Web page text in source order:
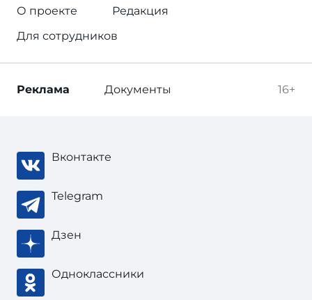
О проекте
Редакция
Для сотрудников
16+
Реклама Документы
Вконтакте
Telegram
Дзен
Одноклассники